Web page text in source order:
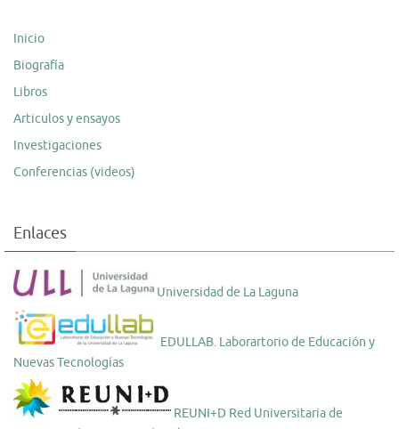
Inicio
Biografía
Libros
Articulos y ensayos
Investigaciones
Conferencias (videos)
Enlaces
Universidad de La Laguna
EDULLAB. Laborartorio de Educación y
Nuevas Tecnologías
REUNI+D Red Universitaria de